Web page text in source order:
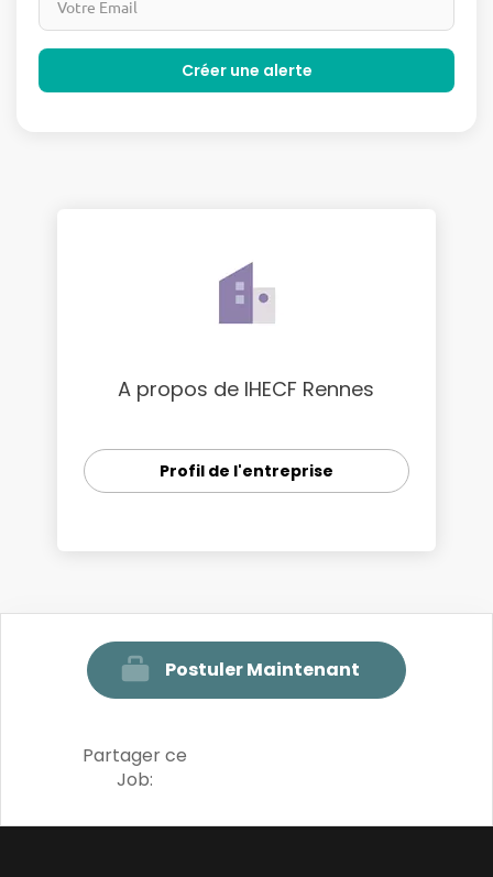
A propos de IHECF Rennes
Profil de l'entreprise
Postuler Maintenant
Partager ce
Job: